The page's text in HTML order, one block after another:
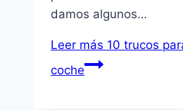
damos algunos…
Leer más 10 trucos
coche